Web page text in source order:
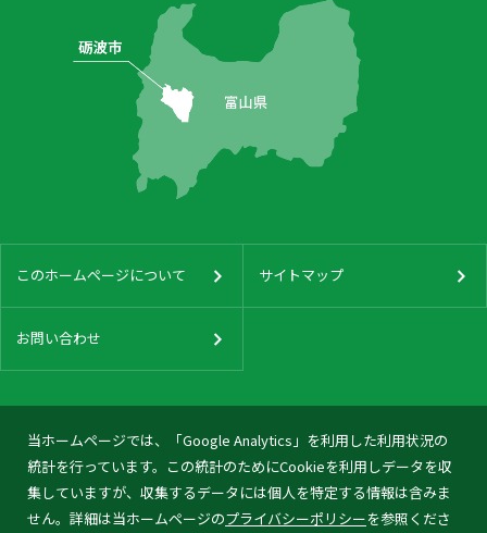
当ホームページでは、「Google Analytics」を利用した利用状況の
統計を行っています。この統計のためにCookieを利用しデータを収
集していますが、収集するデータには個人を特定する情報は含みま
せん。詳細は当ホームページのプライバシーポリシーを参照くださ
このホームページについて サイトマップ
お問い合わせ